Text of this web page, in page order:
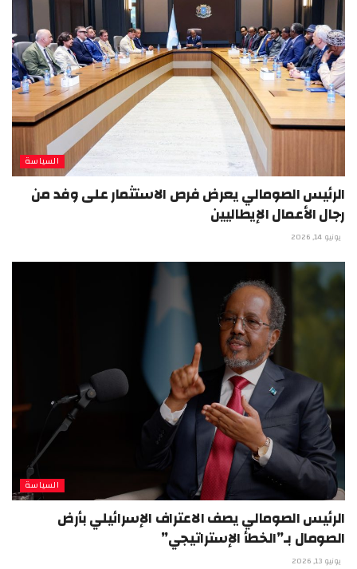
السياسة
الرئيس الصومالي يعرض فرص الاستثمار على وفد من
رجال الأعمال الإيطاليين
يونيو 14, 2026
السياسة
الرئيس الصومالي يصف الاعتراف الإسرائيلي بأرض
الصومال بـ”الخطأ الإستراتيجي”
يونيو 13, 2026